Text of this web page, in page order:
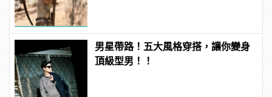
男星帶路！五大風格穿搭，讓你變身
頂級型男！！